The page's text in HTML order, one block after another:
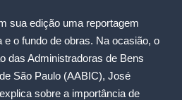
sua edição uma reportagem
e o fundo de obras. Na ocasião, o
das Administradoras de Bens
São Paulo (AABIC), José
sobre a importância de